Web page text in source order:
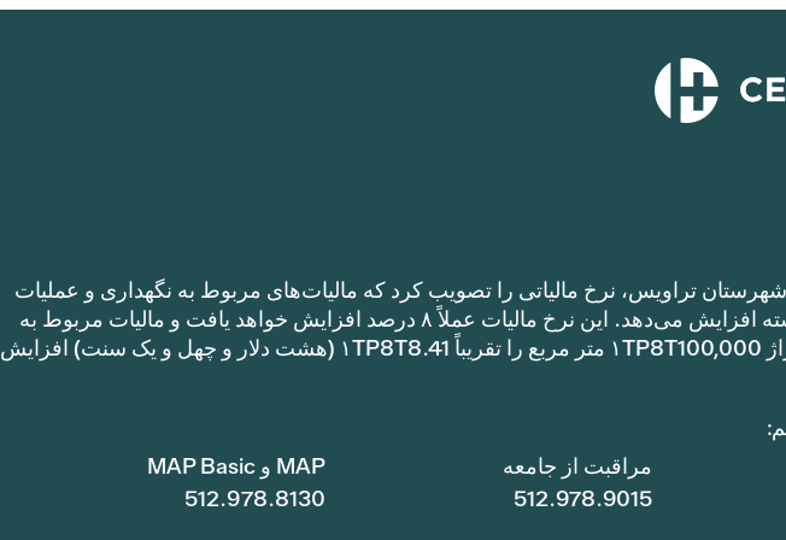
تراویس، نرخ مالیاتی را تصویب کرد که مالیات‌های مربوط به نگهداری و عملیات
را نسبت به نرخ مالیات سال گذشته افزایش می‌دهد. این نرخ مالیات عملاً ۸ درصد افزایش خواهد یافت و مالیات مربوط به
نگهداری و عملیات یک خانه با متراژ ۱TP8T100,000 متر مربع را تقریباً ۱TP8T8.41 (هشت دلار و چهل و یک سنت) افزایش
MAP و MAP Basic
512.978.8130
مراقبت از جامعه
512.978.9015